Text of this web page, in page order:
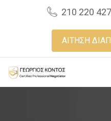
210 220
ΑΙΤΗΣΗ